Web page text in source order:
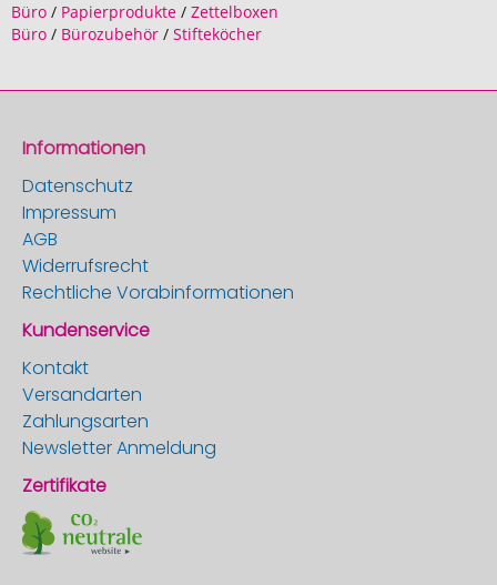
Büro / Papierprodukte / Zettelboxen
Büro / Bürozubehör / Stifteköcher
Informationen
Datenschutz
Impressum
AGB
Widerrufsrecht
Rechtliche Vorabinformationen
Kundenservice
Kontakt
Versandarten
Zahlungsarten
Newsletter Anmeldung
Zertifikate